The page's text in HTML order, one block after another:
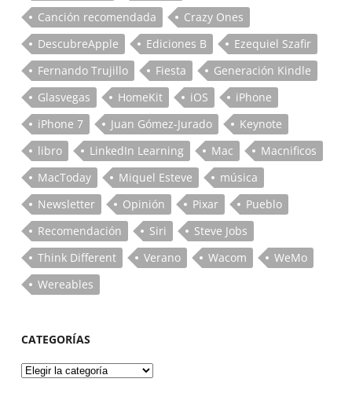
Canción recomendada
Crazy Ones
DescubreApple
Ediciones B
Ezequiel Szafir
Fernando Trujillo
Fiesta
Generación Kindle
Glasvegas
HomeKit iOS
iPhone
iPhone 7
Juan Gómez-Jurado
Keynote
libro
LinkedIn Learning Mac
Macnificos
MacToday
Miquel Esteve
música
Newsletter
Opinión Pixar
Pueblo
Recomendación
Siri
Steve Jobs
Think Different
Verano Wacom
WeMo
Wereables
CATEGORÍAS
Categorías